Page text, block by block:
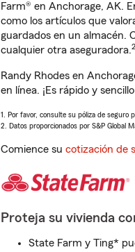
Farm® en Anchorage, AK.
como los artículos que
guardados en un almacén.
cualquier otra aseguradora.2
Randy Rhodes en
en línea. ¡Es rápido y
1. Por favor, consulte su póliza de seguro
2. Datos proporcionados por S&P Global
Comience su cotización de
Proteja su vivienda
State Farm y Ting*